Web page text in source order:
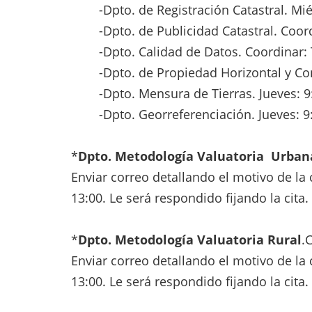
-Dpto. de Registración Catastral.
-Dpto. de Publicidad Catastral.
-Dpto. Calidad de Datos. Coordinar:
-Dpto. de Propiedad Horizontal y
-Dpto. Mensura de Tierras. Jueves:
-Dpto. Georreferenciación. Jueves:
*Dpto. Metodología Valuatoria
Enviar correo detallando el motivo de
13:00. Le será respondido fijando la cita.
*Dpto. Metodología Valuatoria Rural
Enviar correo detallando el motivo de
13:00. Le será respondido fijando la cita.